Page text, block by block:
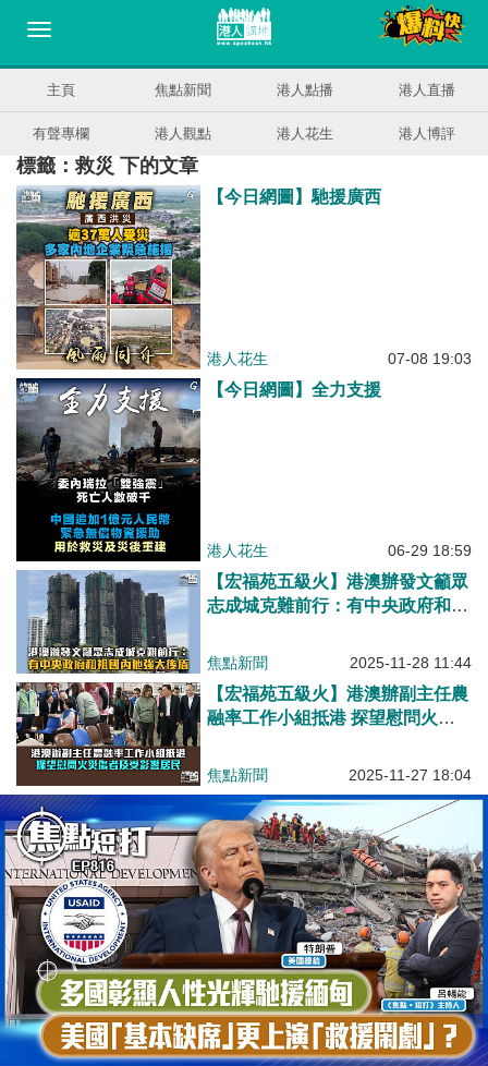
主頁 焦點新聞 港人點播 港人直播
有聲專欄 港人觀點 港人花生 港人博評
標籤：救災 下的文章
【今日網圖】馳援廣西
港人花生 07-08 19:03
【今日網圖】全力支援
港人花生 06-29 18:59
【宏福苑五級火】港澳辦發文籲眾
志成城克難前行：有中央政府和祖
焦點新聞 2025-11-28 11:44
【宏福苑五級火】港澳辦副主任農
融率工作小組抵港 探望慰問火災
焦點新聞 2025-11-27 18:04